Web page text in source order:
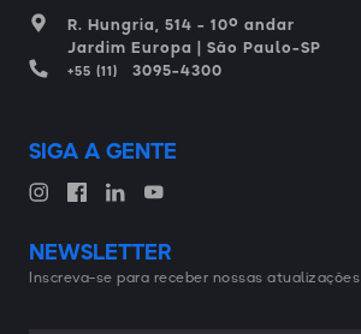
R. Hungria, 514 - 10º andar
Jardim Europa | São Paulo-SP
+55 (11) 3095-4300
SIGA A GENTE
NEWSLETTER
Inscreva-se para receber nossas atualizações